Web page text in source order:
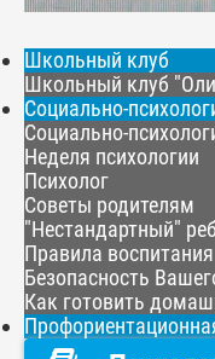
Школьный клуб
Школьный клуб
Социально-
Социально-
Неделя психологии
Психолог
Советы родителям
"Нестандартный"
Правила воспитания
Безопасность
Как готовить